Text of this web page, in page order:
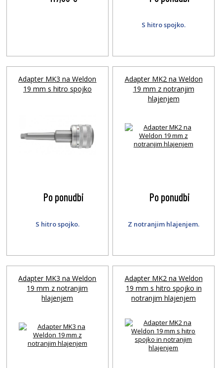
S hitro spojko.
Adapter MK3 na Weldon
19 mm s hitro spojko
Po ponudbi
S hitro spojko.
Adapter MK2 na Weldon
19 mm z notranjim
hlajenjem
Po ponudbi
Z notranjim hlajenjem.
Adapter MK3 na Weldon
19 mm z notranjim
hlajenjem
Adapter MK2 na Weldon
19 mm s hitro spojko in
notranjim hlajenjem